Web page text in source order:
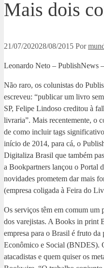
Mais dois
21/07/202028/08/2015 Por
Leonardo Neto – PublishNews
Não raro, os colunistas do
escreveu: “publicar um livro
SP, Felipe Lindoso creditou à
livraria”. Mais recentemente, o
de como incluir tags
início de 2014, para cá, o
Digitaliza Brasil que também
a Bookpartners lançou o Portal
novidades prometem dar mais
(empresa coligada à Feira do
Os serviços têm em comum um
dos varejistas. A Books in print
empresa para o Brasil é fruto
Econômico e Social (BNDES).
atacadistas e quem quiser os